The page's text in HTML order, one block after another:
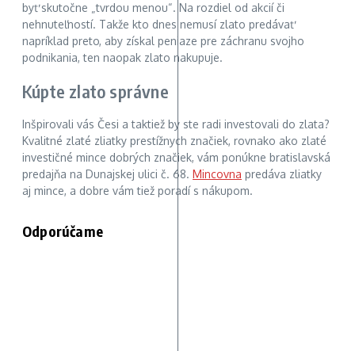
byť skutočne „tvrdou menou“. Na rozdiel od akcií či
nehnuteľností. Takže kto dnes nemusí zlato predávať
napríklad preto, aby získal peniaze pre záchranu svojho
podnikania, ten naopak zlato nakupuje.
Kúpte zlato správne
Inšpirovali vás Česi a taktiež by ste radi investovali do zlata?
Kvalitné zlaté zliatky prestížnych značiek, rovnako ako zlaté
investičné mince dobrých značiek, vám ponúkne bratislavská
predajňa na Dunajskej ulici č. 68. Mincovna predáva zliatky
aj mince, a dobre vám tiež poradí s nákupom.
Odporúčame